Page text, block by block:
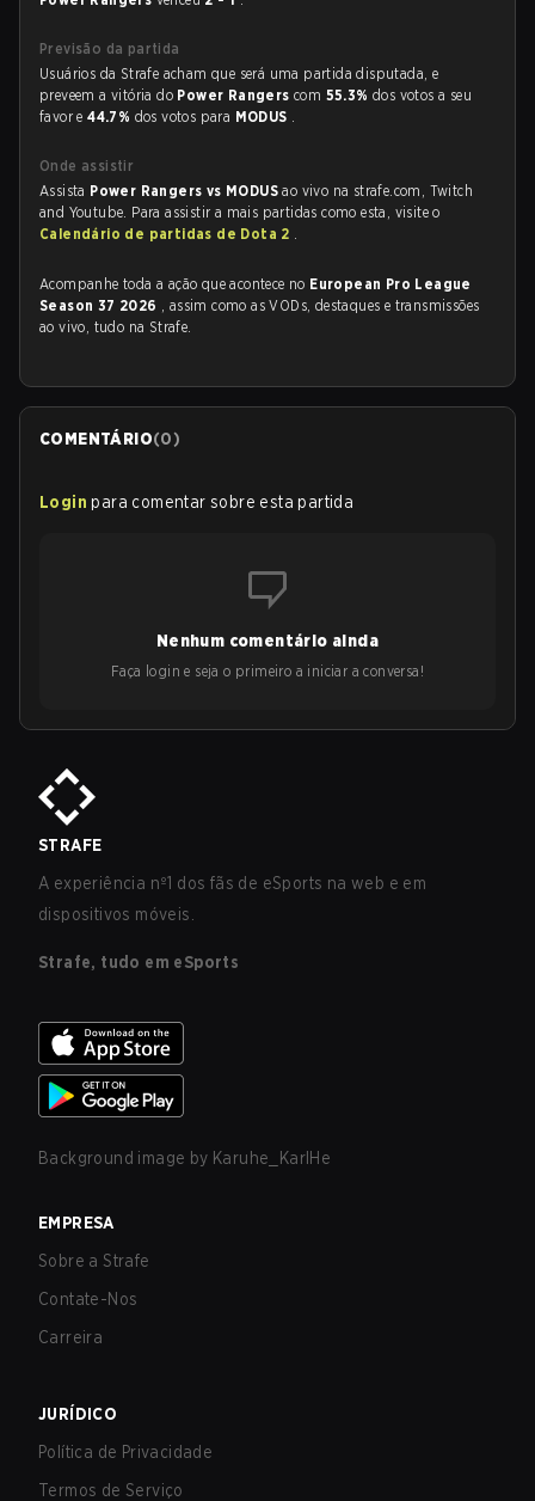
Previsão da partida
Usuários da Strafe acham que será uma partida disputada, e
preveem a vitória do Power Rangerscom 55.3%dos votos a seu
favor e44.7% dos votos para MODUS .
Onde assistir
Assista Power Rangers vs MODUSao vivo na strafe.com, Twitch
and Youtube. Para assistir a mais partidas como esta, visite o
Calendário de partidas de Dota 2 .
Acompanhe toda a ação que acontece no European Pro League
Season 37 2026 , assim como as VODs, destaques e transmissões
ao vivo, tudo na Strafe.
COMENTÁRIO(0)
Login para comentar sobre esta partida
Nenhum comentário ainda
Faça login e seja o primeiro a iniciar a conversa!
STRAFE
A experiência nº1 dos fãs de eSports na web e em
dispositivos móveis.
Strafe, tudo em eSports
Background image by Karuhe_KarlHe
EMPRESA
Sobre a Strafe
Contate-Nos
Carreira
JURÍDICO
Política de Privacidade
Termos de Serviço